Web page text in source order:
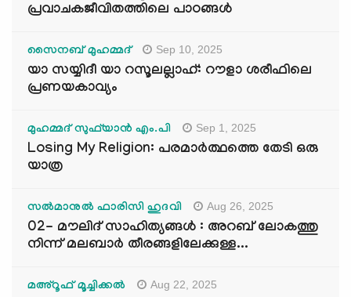
പ്രവാചകജീവിതത്തിലെ പാഠങ്ങൾ
സൈനബ് മുഹമ്മദ് Sep 10, 2025
യാ സയ്യിദീ യാ റസൂലല്ലാഹ്: റൗളാ ശരീഫിലെ
പ്രണയകാവ്യം
മുഹമ്മദ് സുഫ്‌യാൻ എം.പി Sep 1, 2025
Losing My Religion: പരമാർത്ഥത്തെ തേടി ഒരു
യാത്ര
സൽമാനുൽ ഫാരിസി ഹുദവി Aug 26, 2025
02- മൗലിദ് സാഹിത്യങ്ങൾ : അറബ് ലോകത്തു
നിന്ന് മലബാർ തീരങ്ങളിലേക്കുള്ള...
മഅ്റൂഫ് മൂച്ചിക്കല്‍ Aug 22, 2025